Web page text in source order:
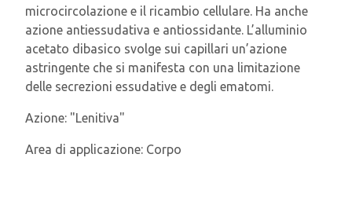
microcircolazione e il ricambio cellulare. Ha anche
azione antiessudativa e antiossidante. L’alluminio
acetato dibasico svolge sui capillari un’azione
astringente che si manifesta con una limitazione
delle secrezioni essudative e degli ematomi.
Azione: "Lenitiva"
Area di applicazione: Corpo